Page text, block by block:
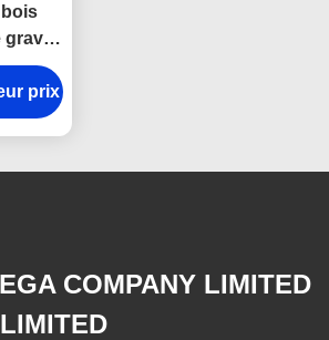
gravé,
prix
COMPANY LIMITED